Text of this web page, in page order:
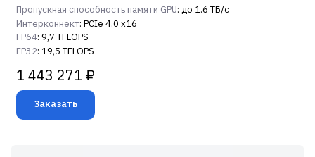
Пропускная способность памяти GPU: до 1.6 ТБ/с
Интерконнект: PCIe 4.0 x16
FP64: 9,7 TFLOPS
FP32: 19,5 TFLOPS
1 443 271 ₽
Заказать